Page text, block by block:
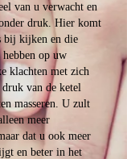
van u verwacht en
druk. Hier komt
bij kijken en die
hebben op uw
klachten met zich
druk van de ketel
masseren. U zult
meer
dat u ook meer
en beter in het